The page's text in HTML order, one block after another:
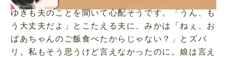
ゆきも夫のことを聞いて心配そうです。「うん、も
う大丈夫だよ」とこたえる夫に、みかは「ねぇ、お
ばあちゃんのご飯食べたからじゃない？」とズバ
リ。私もそう思うけど言えなかったのに。娘は言え